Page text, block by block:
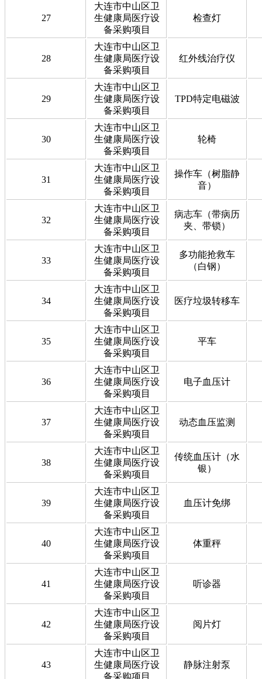
27
大连市中山区卫
生健康局医疗设
备采购项目
检查灯
28
大连市中山区卫
生健康局医疗设
备采购项目
红外线治疗仪
29
大连市中山区卫
生健康局医疗设
备采购项目
TPD特定电磁波
30
大连市中山区卫
生健康局医疗设
备采购项目
轮椅
31
大连市中山区卫
生健康局医疗设
备采购项目
操作车（树脂静
音）
32
大连市中山区卫
生健康局医疗设
备采购项目
病志车（带病历
夹、带锁）
33
大连市中山区卫
生健康局医疗设
备采购项目
多功能抢救车
（白钢）
34
大连市中山区卫
生健康局医疗设
备采购项目
医疗垃圾转移车
35
大连市中山区卫
生健康局医疗设
备采购项目
平车
36
大连市中山区卫
生健康局医疗设
备采购项目
电子血压计
37
大连市中山区卫
生健康局医疗设
备采购项目
动态血压监测
38
大连市中山区卫
生健康局医疗设
备采购项目
传统血压计（水
银）
39
大连市中山区卫
生健康局医疗设
备采购项目
血压计免绑
40
大连市中山区卫
生健康局医疗设
备采购项目
体重秤
41
大连市中山区卫
生健康局医疗设
备采购项目
听诊器
42
大连市中山区卫
生健康局医疗设
备采购项目
阅片灯
43
大连市中山区卫
生健康局医疗设
备采购项目
静脉注射泵